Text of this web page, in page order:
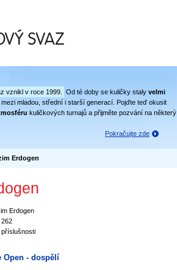
vznikl v roce 1999. Od té doby se kuličky staly velmi
mezi mladou, střední i starší generací. Pojďte teď okusit
kuličkových turnajů a přijměte pozvání na některý
Pokračujte zde
Erdogen
Erdogen
262
Open - dospělí